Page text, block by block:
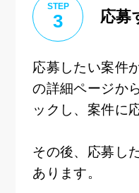
STEP
3 応募
応募したい案件
の詳細ページか
ックし、案件に
その後、応募し
あります。